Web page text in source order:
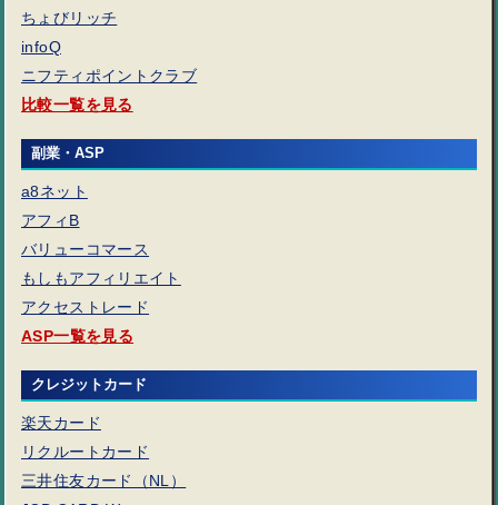
ちょびリッチ
infoQ
ニフティポイントクラブ
比較一覧を見る
副業・ASP
a8ネット
アフィB
バリューコマース
もしもアフィリエイト
アクセストレード
ASP一覧を見る
クレジットカード
楽天カード
リクルートカード
三井住友カード（NL）